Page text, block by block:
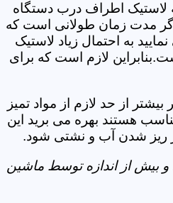
لاستیک اطراف درب دستگاه
اگر مدت زمان طولانی است که
به احتمال زیاد لاستیک
لازم است که برای
از حد لازم از مواد تمیز
هستند بهره می برید این
ریز شدن آب و نشتی شود.
بیش از اندازه توسط ماشین